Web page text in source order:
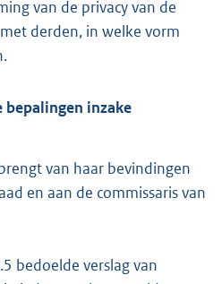
van de privacy van de
derden, in welke vorm
bepalingen inzake
van haar bevindingen
en aan de commissaris van
bedoelde verslag van